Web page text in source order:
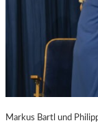
Markus Bartl und